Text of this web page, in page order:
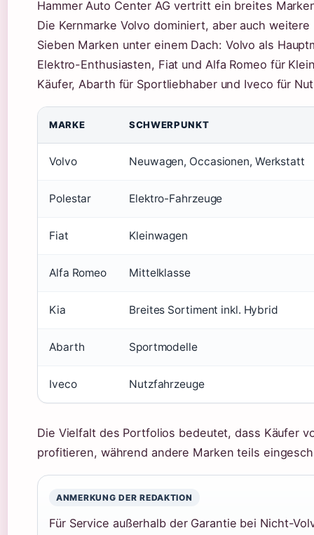
Hammer Auto Center AG vertritt ein breites
Die Kernmarke Volvo dominiert, aber auch
Sieben Marken unter einem Dach: Volvo als
Elektro-Enthusiasten, Fiat und Alfa Romeo für
Käufer, Abarth für Sportliebhaber und Iveco für
MARKE SCHWERPUNKT
Volvo Neuwagen, Occasionen, Werkstatt
Polestar Elektro-Fahrzeuge
Fiat Kleinwagen
Alfa Romeo Mittelklasse
Kia Breites Sortiment inkl. Hybrid
Abarth Sportmodelle
Iveco Nutzfahrzeuge
Die Vielfalt des Portfolios bedeutet, dass Käufer
profitieren, während andere Marken teils
ANMERKUNG DER REDAKTION
Für Service außerhalb der Garantie bei Nicht-